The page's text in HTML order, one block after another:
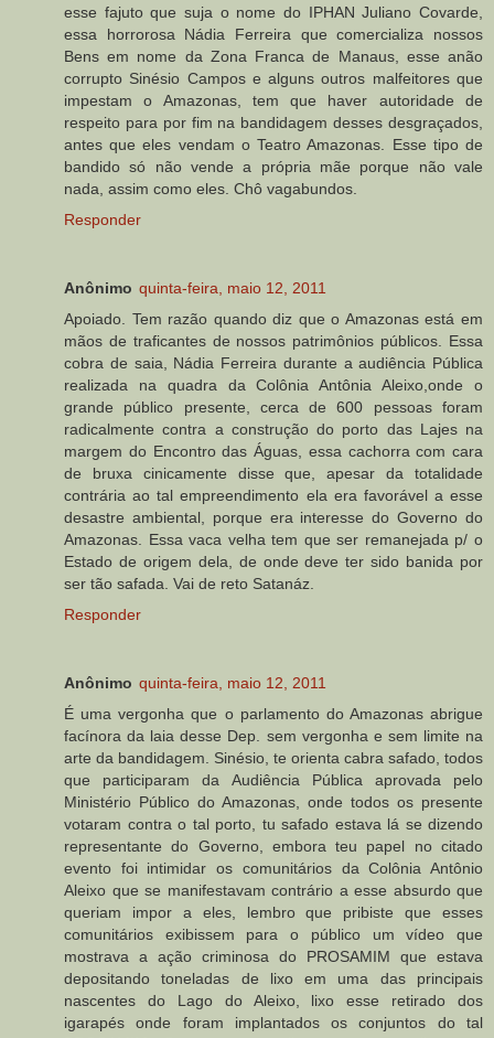
esse fajuto que suja o nome do IPHAN Juliano Covarde,
essa horrorosa Nádia Ferreira que comercializa nossos
Bens em nome da Zona Franca de Manaus, esse anão
corrupto Sinésio Campos e alguns outros malfeitores que
impestam o Amazonas, tem que haver autoridade de
respeito para por fim na bandidagem desses desgraçados,
antes que eles vendam o Teatro Amazonas. Esse tipo de
bandido só não vende a própria mãe porque não vale
nada, assim como eles. Chô vagabundos.
Responder
Anônimo quinta-feira, maio 12, 2011
Apoiado. Tem razão quando diz que o Amazonas está em
mãos de traficantes de nossos patrimônios públicos. Essa
cobra de saia, Nádia Ferreira durante a audiência Pública
realizada na quadra da Colônia Antônia Aleixo,onde o
grande público presente, cerca de 600 pessoas foram
radicalmente contra a construção do porto das Lajes na
margem do Encontro das Águas, essa cachorra com cara
de bruxa cinicamente disse que, apesar da totalidade
contrária ao tal empreendimento ela era favorável a esse
desastre ambiental, porque era interesse do Governo do
Amazonas. Essa vaca velha tem que ser remanejada p/ o
Estado de origem dela, de onde deve ter sido banida por
ser tão safada. Vai de reto Satanáz.
Responder
Anônimo quinta-feira, maio 12, 2011
É uma vergonha que o parlamento do Amazonas abrigue
facínora da laia desse Dep. sem vergonha e sem limite na
arte da bandidagem. Sinésio, te orienta cabra safado, todos
que participaram da Audiência Pública aprovada pelo
Ministério Público do Amazonas, onde todos os presente
votaram contra o tal porto, tu safado estava lá se dizendo
representante do Governo, embora teu papel no citado
evento foi intimidar os comunitários da Colônia Antônio
Aleixo que se manifestavam contrário a esse absurdo que
queriam impor a eles, lembro que pribiste que esses
comunitários exibissem para o público um vídeo que
mostrava a ação criminosa do PROSAMIM que estava
depositando toneladas de lixo em uma das principais
nascentes do Lago do Aleixo, lixo esse retirado dos
igarapés onde foram implantados os conjuntos do tal